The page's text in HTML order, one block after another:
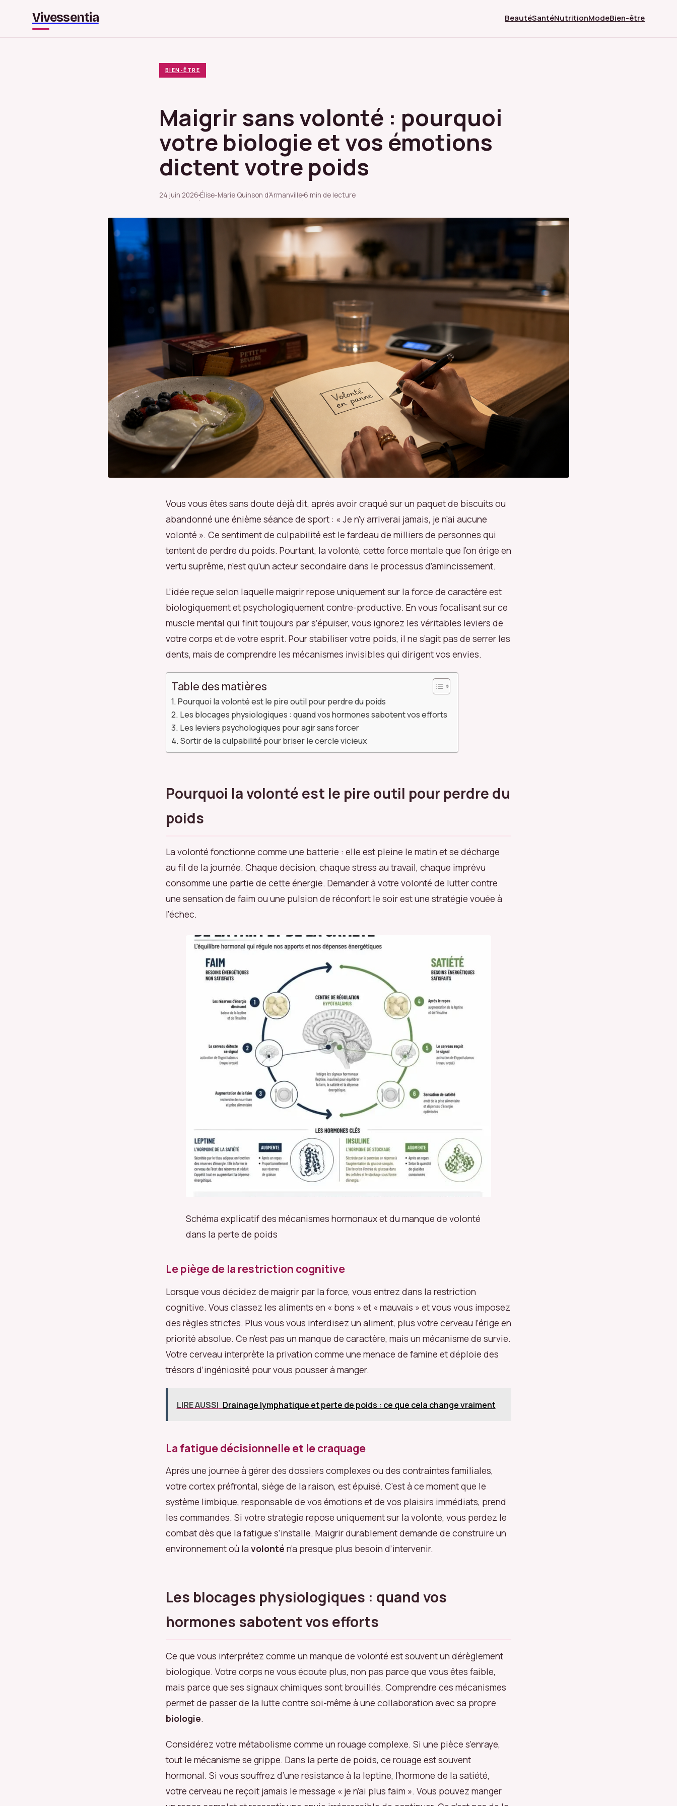
Vivessentia BeautéSantéNutritionModeBien-être
BIEN-ÊTRE
Maigrir sans volonté : pourquoi
votre biologie et vos émotions
dictent votre poids
24 juin 2026
·
Élise-Marie Quinson d’Armanville
·
6 min de lecture
Vous vous êtes sans doute déjà dit, après avoir craqué sur un paquet de biscuits ou
abandonné une énième séance de sport : « Je n’y arriverai jamais, je n’ai aucune
volonté ». Ce sentiment de culpabilité est le fardeau de milliers de personnes qui
tentent de perdre du poids. Pourtant, la volonté, cette force mentale que l’on érige en
vertu suprême, n’est qu’un acteur secondaire dans le processus d’amincissement.
L’idée reçue selon laquelle maigrir repose uniquement sur la force de caractère est
biologiquement et psychologiquement contre-productive. En vous focalisant sur ce
muscle mental qui finit toujours par s’épuiser, vous ignorez les véritables leviers de
votre corps et de votre esprit. Pour stabiliser votre poids, il ne s’agit pas de serrer les
dents, mais de comprendre les mécanismes invisibles qui dirigent vos envies.
Table des matières
Pourquoi la volonté est le pire outil pour perdre du poids
Les blocages physiologiques : quand vos hormones sabotent vos efforts
Les leviers psychologiques pour agir sans forcer
Sortir de la culpabilité pour briser le cercle vicieux
Pourquoi la volonté est le pire outil pour perdre du
poids
La volonté fonctionne comme une batterie : elle est pleine le matin et se décharge
au fil de la journée. Chaque décision, chaque stress au travail, chaque imprévu
consomme une partie de cette énergie. Demander à votre volonté de lutter contre
une sensation de faim ou une pulsion de réconfort le soir est une stratégie vouée à
l’échec.
Schéma explicatif des mécanismes hormonaux et du manque de volonté
dans la perte de poids
Le piège de la restriction cognitive
Lorsque vous décidez de maigrir par la force, vous entrez dans la restriction
cognitive. Vous classez les aliments en « bons » et « mauvais » et vous vous imposez
des règles strictes. Plus vous vous interdisez un aliment, plus votre cerveau l’érige en
priorité absolue. Ce n’est pas un manque de caractère, mais un mécanisme de survie.
Votre cerveau interprète la privation comme une menace de famine et déploie des
trésors d’ingéniosité pour vous pousser à manger.
LIRE AUSSI Drainage lymphatique et perte de poids : ce que cela change vraiment
La fatigue décisionnelle et le craquage
Après une journée à gérer des dossiers complexes ou des contraintes familiales,
votre cortex préfrontal, siège de la raison, est épuisé. C’est à ce moment que le
système limbique, responsable de vos émotions et de vos plaisirs immédiats, prend
les commandes. Si votre stratégie repose uniquement sur la volonté, vous perdez le
combat dès que la fatigue s’installe. Maigrir durablement demande de construire un
environnement où la volonté n’a presque plus besoin d’intervenir.
Les blocages physiologiques : quand vos
hormones sabotent vos efforts
Ce que vous interprétez comme un manque de volonté est souvent un dérèglement
biologique. Votre corps ne vous écoute plus, non pas parce que vous êtes faible,
mais parce que ses signaux chimiques sont brouillés. Comprendre ces mécanismes
permet de passer de la lutte contre soi-même à une collaboration avec sa propre
biologie.
Considérez votre métabolisme comme un rouage complexe. Si une pièce s’enraye,
tout le mécanisme se grippe. Dans la perte de poids, ce rouage est souvent
hormonal. Si vous souffrez d’une résistance à la leptine, l’hormone de la satiété,
votre cerveau ne reçoit jamais le message « je n’ai plus faim ». Vous pouvez manger